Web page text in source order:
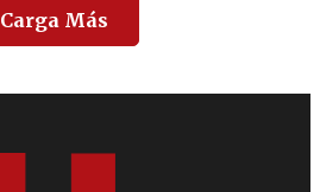
Carga Más